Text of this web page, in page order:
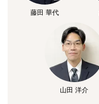
藤田 華代
山田 洋介